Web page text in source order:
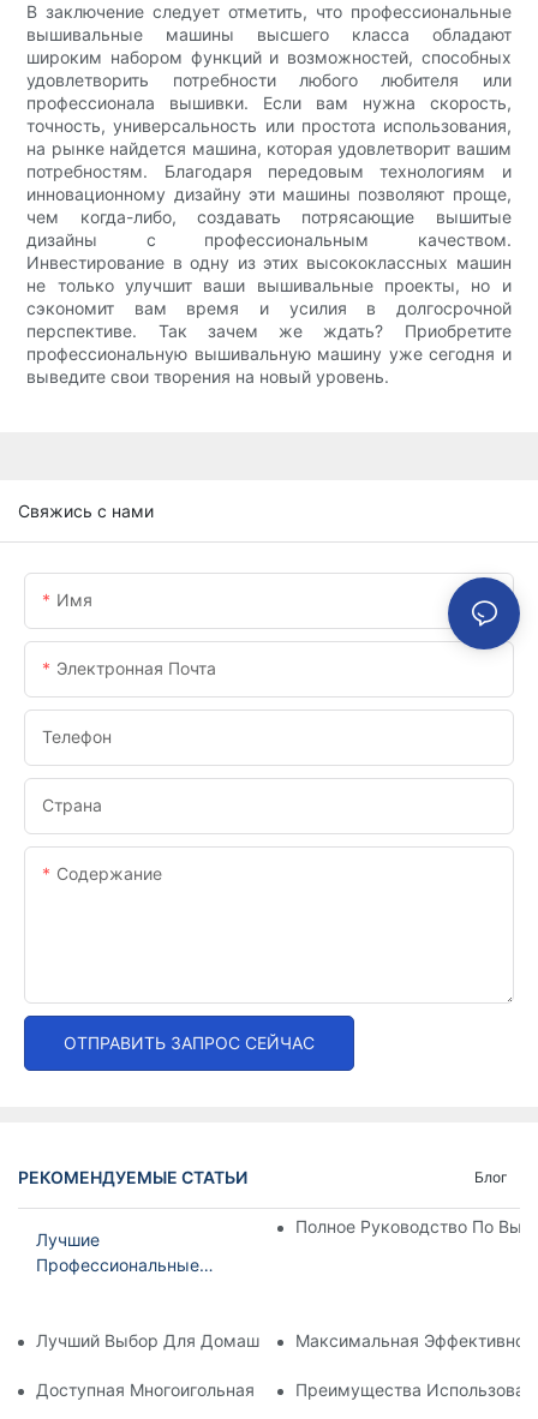
В заключение следует отметить, что профессиональные
вышивальные машины высшего класса обладают
широким набором функций и возможностей, способных
удовлетворить потребности любого любителя или
профессионала вышивки. Если вам нужна скорость,
точность, универсальность или простота использования,
на рынке найдется машина, которая удовлетворит вашим
потребностям. Благодаря передовым технологиям и
инновационному дизайну эти машины позволяют проще,
чем когда-либо, создавать потрясающие вышитые
дизайны с профессиональным качеством.
Инвестирование в одну из этих высококлассных машин
не только улучшит ваши вышивальные проекты, но и
сэкономит вам время и усилия в долгосрочной
перспективе. Так зачем же ждать? Приобретите
профессиональную вышивальную машину уже сегодня и
выведите свои творения на новый уровень.
Свяжись с нами
Имя
Электронная Почта
Телефон
Страна
Содержание
ОТПРАВИТЬ ЗАПРОС СЕЙЧАС
РЕКОМЕНДУЕМЫЕ СТАТЬИ Блог
Лучшие
Профессиональные
Полное Руководство По
Лучший Выбор Для Домашней Вышивки: Лучшая
Максимальная
Доступная Многоигольная Вышивальная Машина:
Преимущества